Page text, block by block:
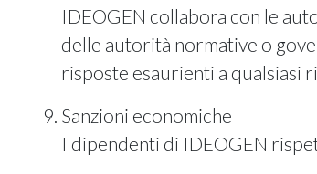
IDEOGEN collabora con le
delle autorità normative o
risposte esaurienti a qualsiasi
Sanzioni economiche
I dipendenti di IDEOGEN